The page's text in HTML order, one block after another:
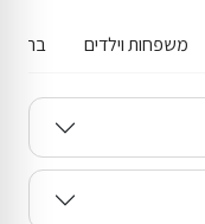
משפחות וילדים בריכה